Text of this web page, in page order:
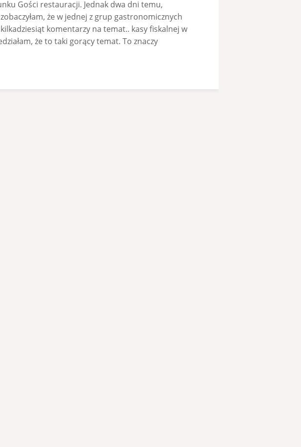
Gości restauracji. Jednak dwa dni temu,
że w jednej z grup gastronomicznych
komentarzy na temat.. kasy fiskalnej w
że to taki gorący temat. To znaczy